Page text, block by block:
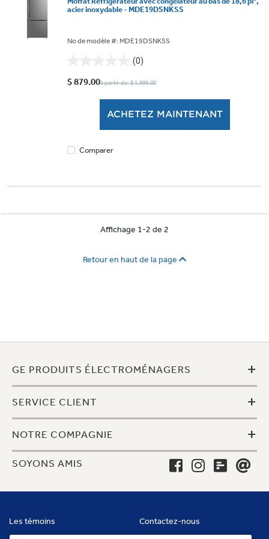
acier inoxydable - MDE19DSNKSS
No de modèle #: MDE19DSNKSS
(0)
étoile(s)
$ 879.00à partir de: $ 1,899.00
ACHETEZ MAINTENANT
Comparer
Affichage 1-2 de 2
Retour en haut de la page
GE PRODUITS ÉLECTROMÉNAGERS +
SERVICE CLIENT +
NOTRE COMPAGNIE +
SOYONS AMIS
Les témoins Contactez-nous